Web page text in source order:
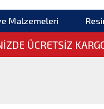
Malzemeleri
ÜCRETSİZ